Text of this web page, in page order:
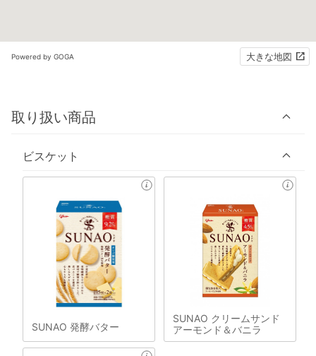
Powered by GOGA 大きな地図
取り扱い商品
ビスケット
SUNAO 発酵バター
SUNAO クリームサンド
アーモンド＆バニラ